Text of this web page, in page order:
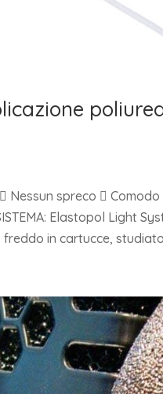
Nessun spreco 
Elastopol Light
in cartucce,